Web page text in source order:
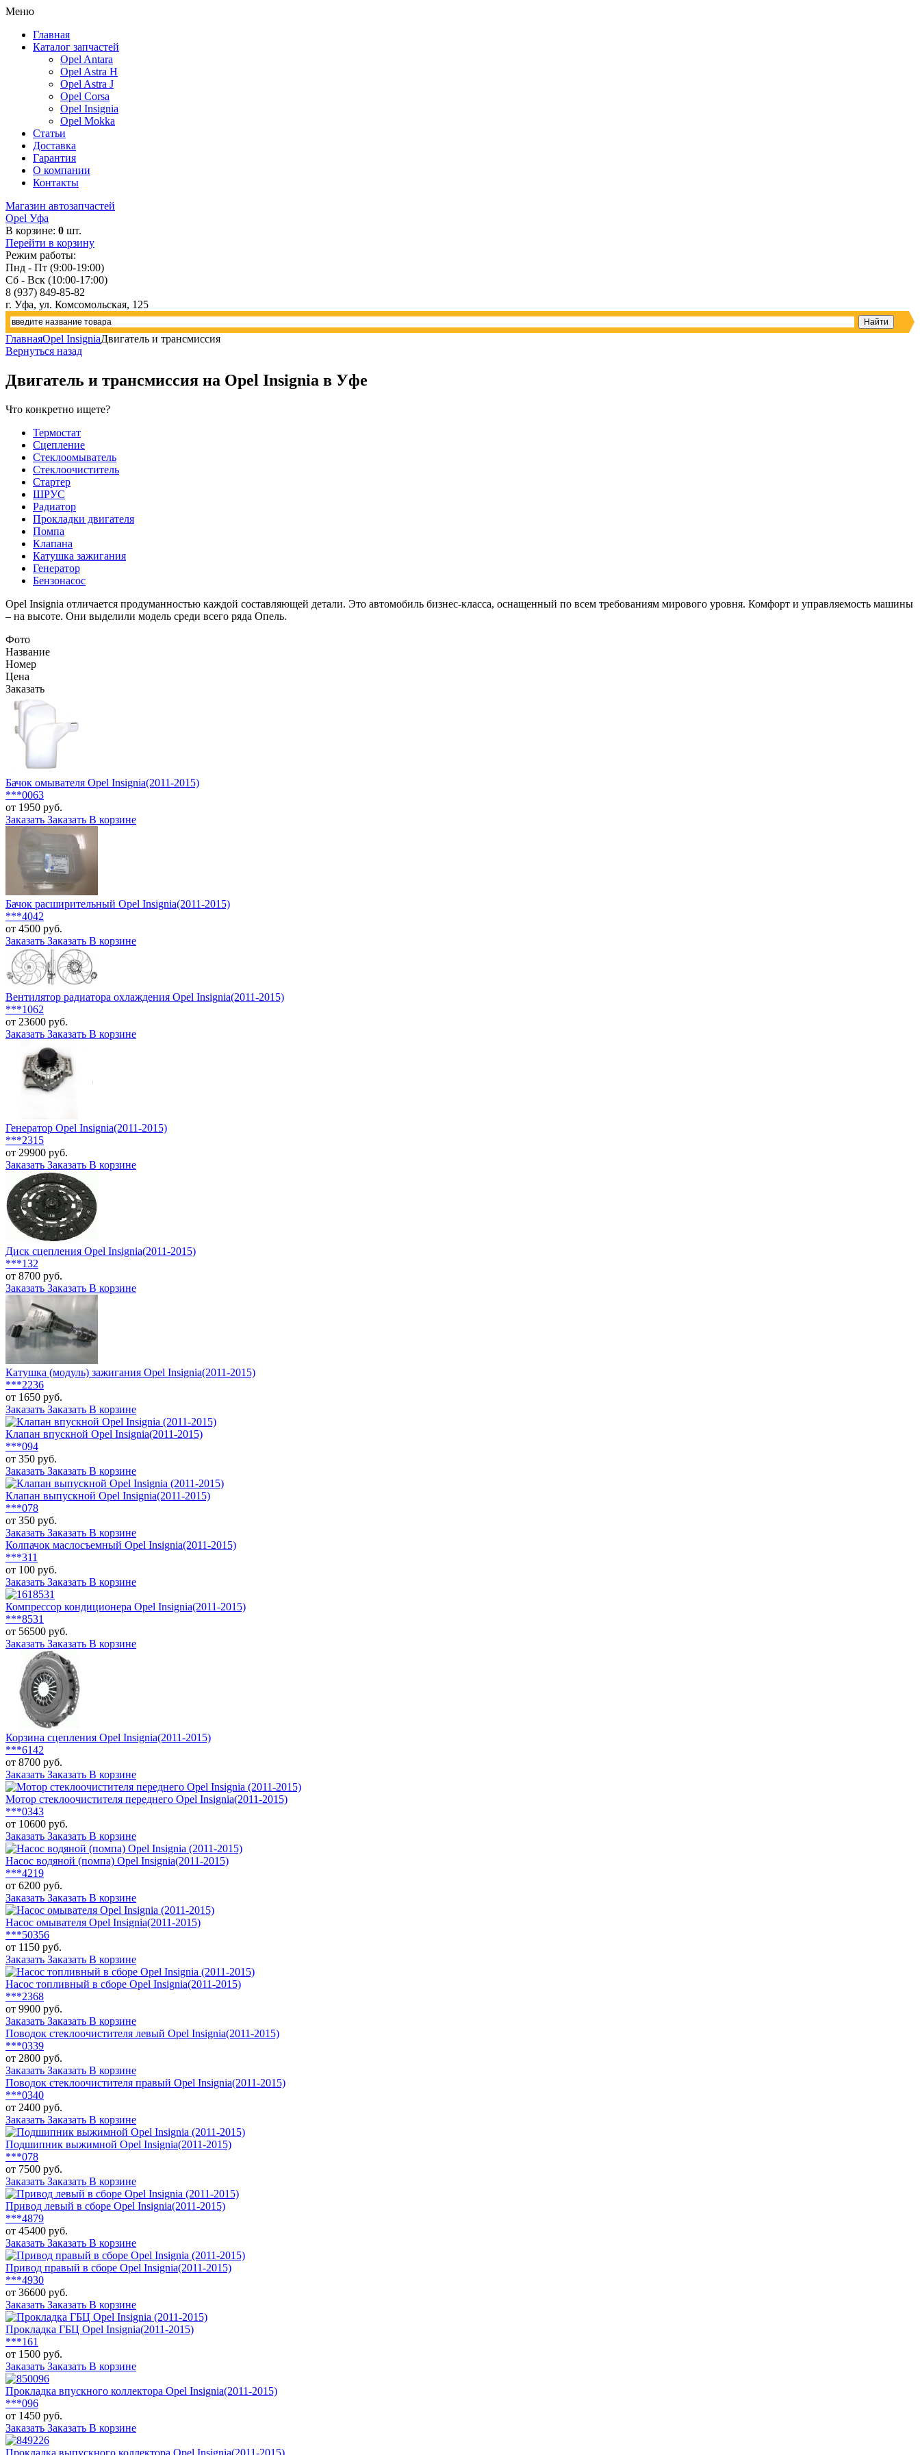
Меню
Главная
Каталог запчастей
Opel Antara
Opel Astra H
Opel Astra J
Opel Corsa
Opel Insignia
Opel Mokka
Статьи
Доставка
Гарантия
О компании
Контакты
Магазин автозапчастей
Opel Уфа
В корзине: 0 шт.
Перейти в корзину
Режим работы:
Пнд - Пт (9:00-19:00)
Сб - Вск (10:00-17:00)
8 (937) 849-85-82
г. Уфа, ул. Комсомольская, 125
ГлавнаяOpel InsigniaДвигатель и трансмиссия
Вернуться назад
Двигатель и трансмиссия на Opel Insignia в Уфе
Что конкретно ищете?
Термостат
Сцепление
Стеклоомыватель
Стеклоочиститель
Стартер
ШРУС
Радиатор
Прокладки двигателя
Помпа
Клапана
Катушка зажигания
Генератор
Бензонасос
Opel Insignia отличается продуманностью каждой составляющей детали. Это автомобиль бизнес-класса, оснащенный по всем требованиям мирового уровня. Комфорт и управляемость машины
– на высоте. Они выделили модель среди всего ряда Опель.
Фото
Название
Номер
Цена
Заказать
Бачок омывателя Opel Insignia(2011-2015)
***0063
от 1950 руб.
Заказать Заказать В корзине
Бачок расширительный Opel Insignia(2011-2015)
***4042
от 4500 руб.
Заказать Заказать В корзине
Вентилятор радиатора охлаждения Opel Insignia(2011-2015)
***1062
от 23600 руб.
Заказать Заказать В корзине
Генератор Opel Insignia(2011-2015)
***2315
от 29900 руб.
Заказать Заказать В корзине
Диск сцепления Opel Insignia(2011-2015)
***132
от 8700 руб.
Заказать Заказать В корзине
Катушка (модуль) зажигания Opel Insignia(2011-2015)
***2236
от 1650 руб.
Заказать Заказать В корзине
Клапан впускной Opel Insignia(2011-2015)
***094
от 350 руб.
Заказать Заказать В корзине
Клапан выпускной Opel Insignia(2011-2015)
***078
от 350 руб.
Заказать Заказать В корзине
Колпачок маслосъемный Opel Insignia(2011-2015)
***311
от 100 руб.
Заказать Заказать В корзине
Компрессор кондиционера Opel Insignia(2011-2015)
***8531
от 56500 руб.
Заказать Заказать В корзине
Корзина сцепления Opel Insignia(2011-2015)
***6142
от 8700 руб.
Заказать Заказать В корзине
Мотор стеклоочистителя переднего Opel Insignia(2011-2015)
***0343
от 10600 руб.
Заказать Заказать В корзине
Насос водяной (помпа) Opel Insignia(2011-2015)
***4219
от 6200 руб.
Заказать Заказать В корзине
Насос омывателя Opel Insignia(2011-2015)
***50356
от 1150 руб.
Заказать Заказать В корзине
Насос топливный в сборе Opel Insignia(2011-2015)
***2368
от 9900 руб.
Заказать Заказать В корзине
Поводок стеклоочистителя левый Opel Insignia(2011-2015)
***0339
от 2800 руб.
Заказать Заказать В корзине
Поводок стеклоочистителя правый Opel Insignia(2011-2015)
***0340
от 2400 руб.
Заказать Заказать В корзине
Подшипник выжимной Opel Insignia(2011-2015)
***078
от 7500 руб.
Заказать Заказать В корзине
Привод левый в сборе Opel Insignia(2011-2015)
***4879
от 45400 руб.
Заказать Заказать В корзине
Привод правый в сборе Opel Insignia(2011-2015)
***4930
от 36600 руб.
Заказать Заказать В корзине
Прокладка ГБЦ Opel Insignia(2011-2015)
***161
от 1500 руб.
Заказать Заказать В корзине
Прокладка впускного коллектора Opel Insignia(2011-2015)
***096
от 1450 руб.
Заказать Заказать В корзине
Прокладка выпускного коллектора Opel Insignia(2011-2015)